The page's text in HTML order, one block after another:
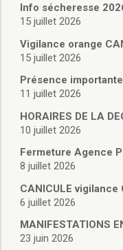
Affaires
Vie
Police
Cimetière/
Services en
Licences
Cadastre
Actes
Budget de
Budget
Conseils
Règlement
Info sécheresse
15 juillet 2026
Vigilance orange
15 juillet 2026
Présence
11 juillet 2026
HORAIRES DE LA
10 juillet 2026
Fermeture Agence
8 juillet 2026
CANICULE vigilance
6 juillet 2026
MANIFESTATIONS
23 juin 2026